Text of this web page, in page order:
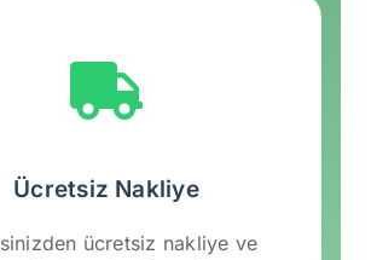
Ücretsiz Nakliye
ücretsiz nakliye ve